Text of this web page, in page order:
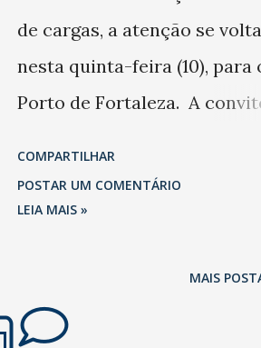
de cargas, a atenção se volta
nesta quinta-feira (10), para
Porto de Fortaleza. A
presidente da Companhia
do Ceará (CDC) e presidente
Entidades Portuárias e
Hidroviárias, engenheira
COMPARTILHAR
POSTAR UM COMENTÁRIO
LEIA MAIS »
MAIS